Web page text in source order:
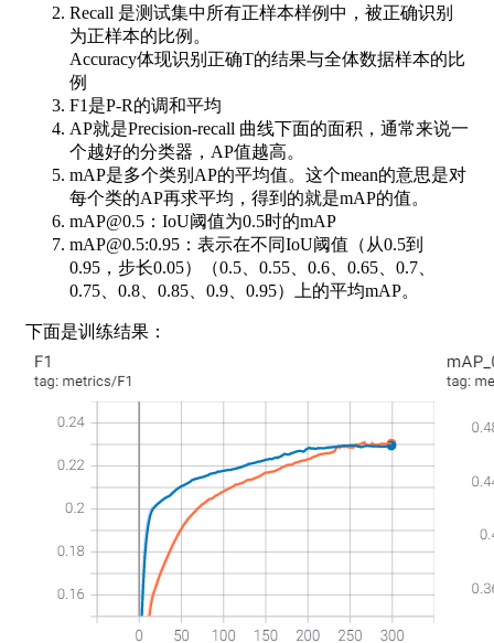
Recall 是测试集中所有正样本样例中，被正确识别
为正样本的比例。
Accuracy体现识别正确T的结果与全体数据样本的比
例
F1是P-R的调和平均
AP就是Precision-recall 曲线下面的面积，通常来说一
个越好的分类器，AP值越高。
mAP是多个类别AP的平均值。这个mean的意思是对
每个类的AP再求平均，得到的就是mAP的值。
mAP@0.5：IoU阈值为0.5时的mAP
mAP@0.5:0.95：表示在不同IoU阈值（从0.5到
0.95，步长0.05）（0.5、0.55、0.6、0.65、0.7、
0.75、0.8、0.85、0.9、0.95）上的平均mAP。
下面是训练结果：